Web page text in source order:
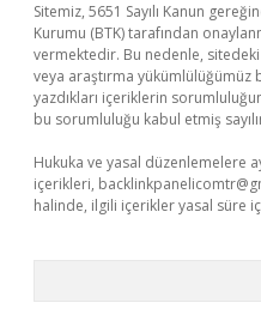
Sitemiz, 5651 Sayılı Kanun
Kurumu (BTK) tarafından
vermektedir. Bu nedenle,
veya araştırma yükümlülüğümüz
yazdıkları içeriklerin
bu sorumluluğu kabul etmiş
Hukuka ve yasal düzenlemelere
içerikleri,
halinde, ilgili içerikler yasal süre